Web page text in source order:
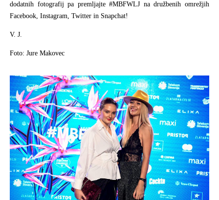
dodatnih fotografij pa premljajte #MBFWLJ na družbenih omrežjih
Facebook, Instagram, Twitter in Snapchat!
V. J.
Foto: Jure Makovec